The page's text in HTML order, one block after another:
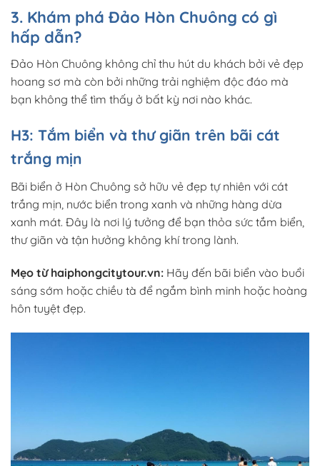
3. Khám phá Đảo Hòn Chuông có gì
hấp dẫn?
Đảo Hòn Chuông không chỉ thu hút du khách bởi vẻ đẹp
hoang sơ mà còn bởi những trải nghiệm độc đáo mà
bạn không thể tìm thấy ở bất kỳ nơi nào khác.
H3: Tắm biển và thư giãn trên bãi cát
trắng mịn
Bãi biển ở Hòn Chuông sở hữu vẻ đẹp tự nhiên với cát
trắng mịn, nước biển trong xanh và những hàng dừa
xanh mát. Đây là nơi lý tưởng để bạn thỏa sức tắm biển,
thư giãn và tận hưởng không khí trong lành.
Mẹo từ haiphongcitytour.vn: Hãy đến bãi biển vào buổi
sáng sớm hoặc chiều tà để ngắm bình minh hoặc hoàng
hôn tuyệt đẹp.